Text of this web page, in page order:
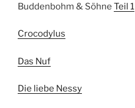
Buddenbohm & Söhne Teil 1
Crocodylus
Das Nuf
Die liebe Nessy